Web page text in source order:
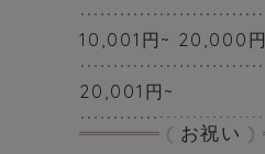
10,001円~ 20,000円
20,001円~
お祝い